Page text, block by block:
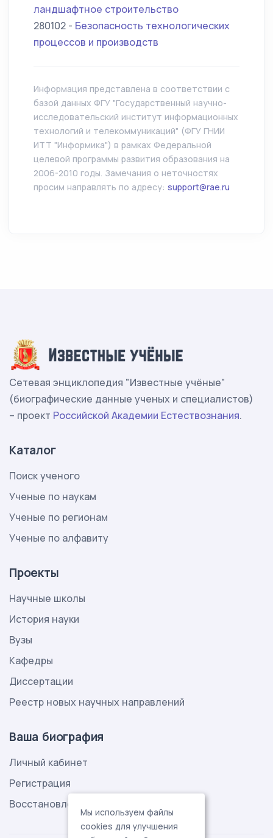
ландшафтное строительство
280102 - Безопасность технологических
процессов и производств
Информация представлена в соответствии с
базой данных ФГУ "Государственный научно-
исследовательский институт информационных
технологий и телекоммуникаций" (ФГУ ГНИИ
ИТТ "Информика") в рамках Федеральной
целевой программы развития образования на
2006-2010 годы. Замечания о неточностях
просим направлять по адресу: support@rae.ru
Сетевая энциклопедия "Известные учёные"
(биографические данные ученых и специалистов)
– проект Российской Академии Естествознания.
Каталог
Поиск ученого
Ученые по наукам
Ученые по регионам
Ученые по алфавиту
Проекты
Научные школы
История науки
Вузы
Кафедры
Диссертации
Реестр новых научных направлений
Ваша биография
Личный кабинет
Регистрация
Восстановление пароля
Мы используем файлы
cookies для улучшения